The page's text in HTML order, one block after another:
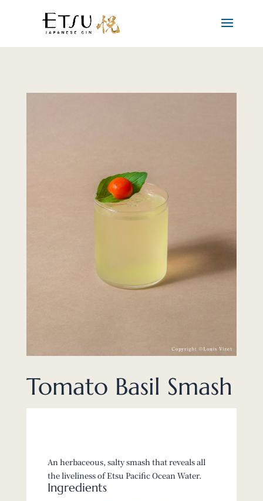
Tomato Basil Smash
An herbaceous, salty smash that reveals all
the liveliness of Etsu Pacific Ocean Water.
Ingredients